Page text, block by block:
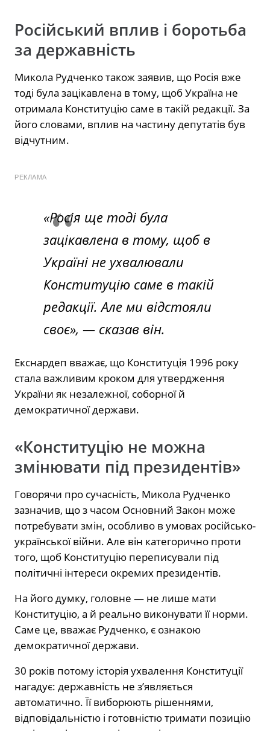
Російський вплив і боротьба
за державність
Микола Рудченко також заявив, що Росія вже
тоді була зацікавлена в тому, щоб Україна не
отримала Конституцію саме в такій редакції. За
його словами, вплив на частину депутатів був
відчутним.
РЕКЛАМА
«Росія ще тоді була
зацікавлена в тому, щоб в
Україні не ухвалювали
Конституцію саме в такій
редакції. Але ми відстояли
своє», — сказав він.
Екснардеп вважає, що Конституція 1996 року
стала важливим кроком для утвердження
України як незалежної, соборної й
демократичної держави.
«Конституцію не можна
змінювати під президентів»
Говорячи про сучасність, Микола Рудченко
зазначив, що з часом Основний Закон може
потребувати змін, особливо в умовах російсько-
української війни. Але він категорично проти
того, щоб Конституцію переписували під
політичні інтереси окремих президентів.
На його думку, головне — не лише мати
Конституцію, а й реально виконувати її норми.
Саме це, вважає Рудченко, є ознакою
демократичної держави.
30 років потому історія ухвалення Конституції
нагадує: державність не з’являється
автоматично. Її виборюють рішеннями,
відповідальністю і готовністю тримати позицію